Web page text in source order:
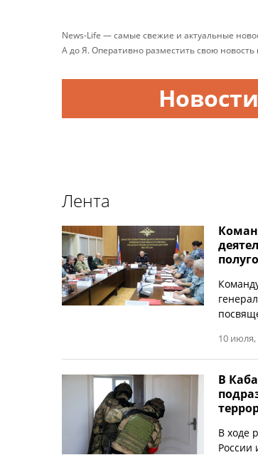
News-Life — самые свежие и актуальные
А до Я. Оперативно разместить свою
Новости
Лента
10 июля,
В
В ходе
России